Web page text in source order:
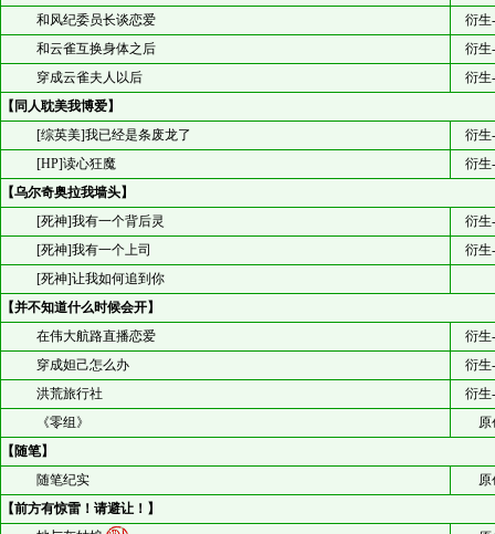
和风纪委员长谈恋爱
衍生
和云雀互换身体之后
衍生
穿成云雀夫人以后
衍生
【同人耽美我博爱】
[综英美]我已经是条废龙了
衍生
[HP]读心狂魔
衍生
【乌尔奇奥拉我墙头】
[死神]我有一个背后灵
衍生
[死神]我有一个上司
衍生
[死神]让我如何追到你
【并不知道什么时候会开】
在伟大航路直播恋爱
衍生
穿成妲己怎么办
衍生
洪荒旅行社
衍生
《零组》
原
【随笔】
随笔纪实
原
【前方有惊雷！请避让！】